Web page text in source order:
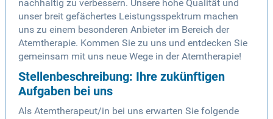
nachhaltig zu verbessern. Unsere hohe Qualität und
unser breit gefächertes Leistungsspektrum machen
uns zu einem besonderen Anbieter im Bereich der
Atemtherapie. Kommen Sie zu uns und entdecken Sie
gemeinsam mit uns neue Wege in der Atemtherapie!
Stellenbeschreibung: Ihre zukünftigen
Aufgaben bei uns
Als Atemtherapeut/in bei uns erwarten Sie folgende